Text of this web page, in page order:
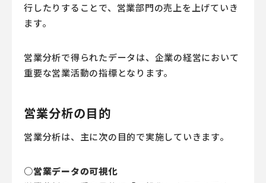
行したりすることで、営業部門の売上を上げていき
ます。
営業分析で得られたデータは、企業の経営において
重要な営業活動の指標となります。
営業分析の目的
営業分析は、主に次の目的で実施していきます。
○営業データの可視化